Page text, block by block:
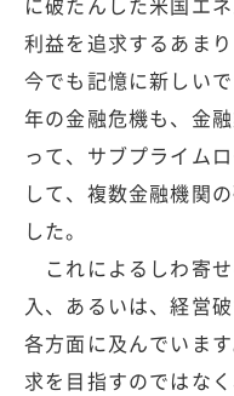
利益を追求するあま
今でも記憶に新しい
年の金融危機も、金
って、サブプライム
して、複数金融機関
した。
これによるしわ寄
入、あるいは、経営
各方面に及んでいま
求を目指すのではな